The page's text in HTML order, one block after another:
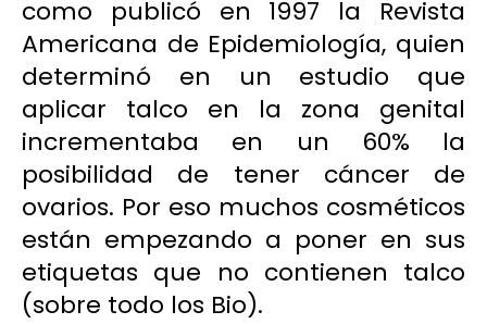
como publicó en 1997 la Revista
Americana de Epidemiología, quien
determinó en un estudio que
aplicar talco en la zona genital
incrementaba en un 60% la
posibilidad de tener cáncer de
ovarios. Por eso muchos cosméticos
están empezando a poner en sus
etiquetas que no contienen talco
(sobre todo los Bio).